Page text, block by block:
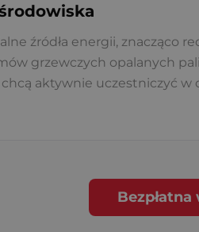
źródła energii, znacząco
grzewczych opalanych
chcą aktywnie uczestniczyć